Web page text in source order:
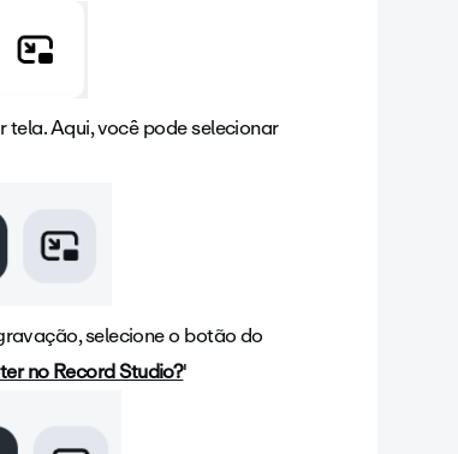
Aqui, você pode selecionar
selecione o botão do
no Record Studio?'